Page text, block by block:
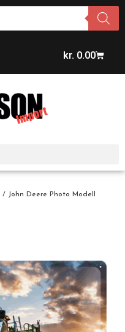
kr. 0.00
/ John Deere Photo Modell